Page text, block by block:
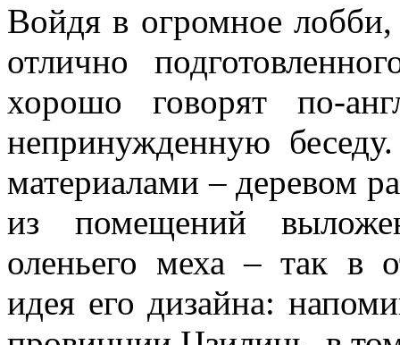
Войдя в огромное
отлично
хорошо говорят по-
непринужденную
материалами – деревом
из помещений
оленьего меха – так в
идея его дизайна: